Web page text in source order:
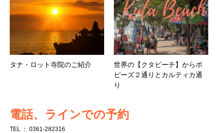
タナ・ロット寺院のご紹介
世界の【クタビーチ】からポ
ピーズ２通りとカルティカ通
り
電話、ラインでの予約
TEL ： 0361-282316